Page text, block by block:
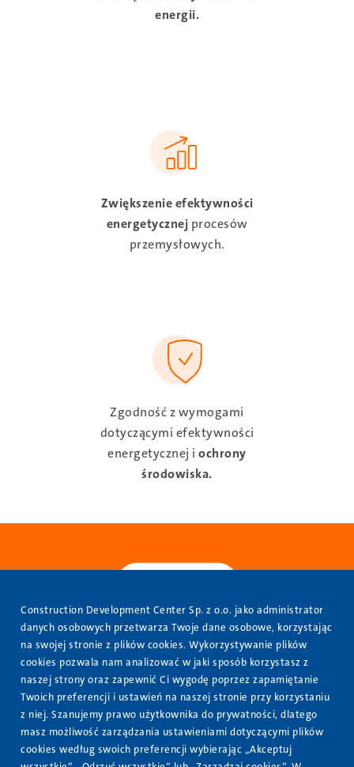
energii.
SVG
Zwiększenie efektywności
energetycznej procesów
przemysłowych.
SVG
Zgodność z wymogami
dotyczącymi efektywności
energetycznej iochrony
środowiska.
Stopka
O nas
Oferta
Nasze realizacje
www.veolia.pl
Construction Development Center Sp. z o.o. jako administrator
danych osobowych przetwarza Twoje dane osobowe, korzystając
na swojej stronie z plików cookies. Wykorzystywanie plików
cookies pozwala nam analizować w jaki sposób korzystasz z
naszej strony oraz zapewnić Ci wygodę poprzez zapamiętanie
Twoich preferencji i ustawień na naszej stronie przy korzystaniu
z niej. Szanujemy prawo użytkownika do prywatności, dlatego
masz możliwość zarządzania ustawieniami dotyczącymi plików
cookies według swoich preferencji wybierając „Akceptuj